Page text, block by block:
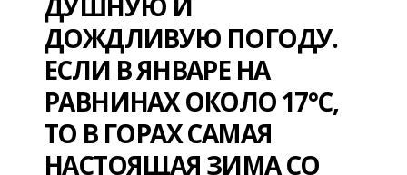
ДОЖДЛИВУЮ ПОГОДУ.
ЕСЛИ В ЯНВАРЕ НА
РАВНИНАХ ОКОЛО 17°С,
ТО В ГОРАХ САМАЯ
НАСТОЯЩАЯ ЗИМА СО